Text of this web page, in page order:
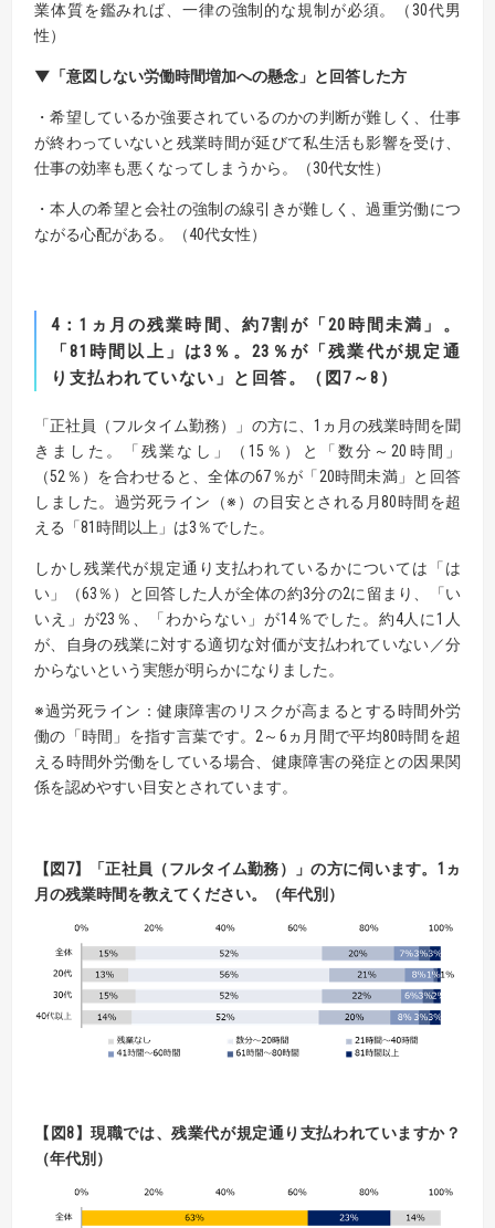
業体質を鑑みれば、一律の強制的な規制が必須。（30代男
性）
▼「意図しない労働時間増加への懸念」と回答した方
・希望しているか強要されているのかの判断が難しく、仕事
が終わっていないと残業時間が延びて私生活も影響を受け、
仕事の効率も悪くなってしまうから。（30代女性）
・本人の希望と会社の強制の線引きが難しく、過重労働につ
ながる心配がある。（40代女性）
4 ：1 ヵ月の残業時間、約7割が「20 時間未満」。
「81 時間以上」は3 ％。 23 ％が「残業代が規定通
り支払われていない」と回答。（図 7 ～8 ）
「正社員（フルタイム勤務）」の方に、1ヵ月の残業時間を聞
きました。「残業なし」（15％）と「数分～20時間」
（52％）を合わせると、全体の67％が「20時間未満」と回答
しました。過労死ライン（※）の目安とされる月80時間を超
える「81時間以上」は3％でした。
しかし残業代が規定通り支払われているかについては「は
い」（63％）と回答した人が全体の約3分の2に留まり、「い
いえ」が23％、「わからない」が14％でした。約4人に1人
が、自身の残業に対する適切な対価が支払われていない／分
からないという実態が明らかになりました。
※過労死ライン：健康障害のリスクが高まるとする時間外労
働の「時間」を指す言葉です。2～6ヵ月間で平均80時間を超
える時間外労働をしている場合、健康障害の発症との因果関
係を認めやすい目安とされています。
【 図 7】 「正社員（フルタイム勤務）」の方に伺います。 1 ヵ
月の残業時間を教えてください。（年代別）
【 図8】現職では、残業代が規定通り支払われていますか？
（年代別）